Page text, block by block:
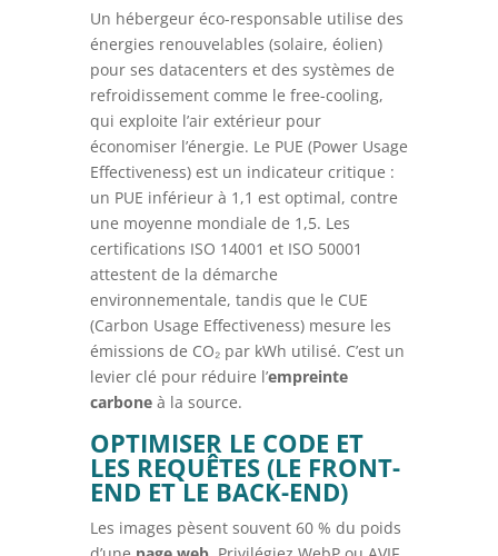
Un hébergeur éco-responsable utilise des
énergies renouvelables (solaire, éolien)
pour ses datacenters et des systèmes de
refroidissement comme le free-cooling,
qui exploite l’air extérieur pour
économiser l’énergie. Le PUE (Power Usage
Effectiveness) est un indicateur critique :
un PUE inférieur à 1,1 est optimal, contre
une moyenne mondiale de 1,5. Les
certifications ISO 14001 et ISO 50001
attestent de la démarche
environnementale, tandis que le CUE
(Carbon Usage Effectiveness) mesure les
émissions de CO₂ par kWh utilisé. C’est un
levier clé pour réduire l’empreinte
carboneà la source.
OPTIMISER LE CODE ET
LES REQUÊTES (LE FRONT-
END ET LE BACK-END)
Les images pèsent souvent 60 % du poids